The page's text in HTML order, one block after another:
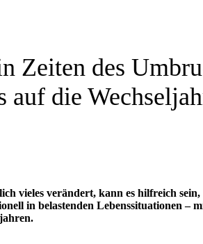
Zeiten des
die
vieles verändert, kann es hilfreich
in belastenden Lebenssituationen –